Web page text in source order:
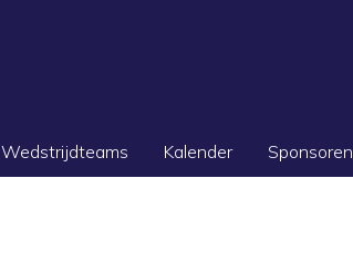
Wedstrijdteams Kalender Sponsoren